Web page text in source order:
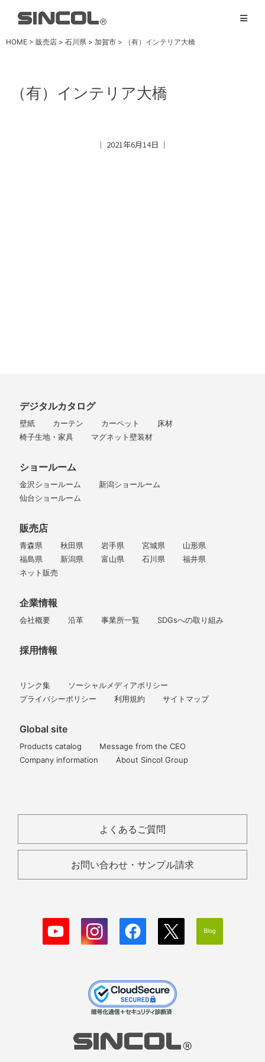
HOME > 販売店 > 石川県 > 加賀市 > （有）インテリア大橋
（有）インテリア大橋
│ 2021年6月14日 │
デジタルカタログ
壁紙 カーテン カーペット
床材
椅子生地・家具
マグネット壁装材
ショールーム
金沢ショールーム
新潟ショールーム
仙台ショールーム
販売店
青森県 秋田県 岩手県 宮城県
山形県
福島県
新潟県 富山県 石川県
福井県
ネット販売
企業情報
会社概要 沿革 事業所一覧 SDGsへの取り組み
採用情報
リンク集
ソーシャルメディアポリシー
プライバシーポリシー
利用規約 サイトマップ
Global site
Products catalog
Message from the CEO
Company information
About Sincol Group
よくあるご質問
お問い合わせ・サンプル請求